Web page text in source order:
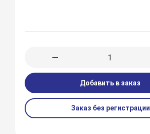
Добавить в заказ
Заказ без регистрации